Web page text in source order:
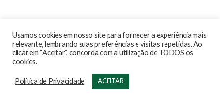
Armazem Natural © Todos os direitos reservados Copyrights
Usamos cookies em nosso site para fornecer a experiência mais
relevante, lembrando suas preferências e visitas repetidas. Ao
clicar em “Aceitar”, concorda com a utilização de TODOS os
cookies.
Política de Privacidade ACEITAR